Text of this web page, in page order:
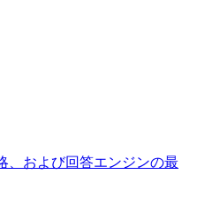
、および回答エンジンの最